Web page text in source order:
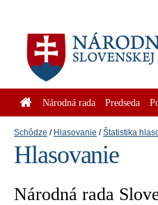
Národná rada Predseda
Schôdze Hlasovanie Štatistika
Hlasovanie
Národná rada